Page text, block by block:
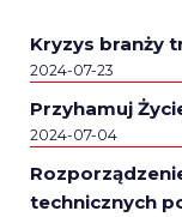
Kryzys branży
2024-07-23
Przyhamuj
2024-07-04
technicznych